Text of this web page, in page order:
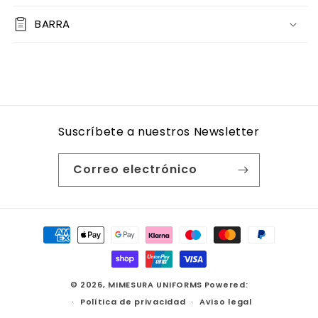
BARRA
Suscríbete a nuestros Newsletter
Correo electrónico
Formas
© 2026, MIMESURA UNIFORMS Powered:
Política de privacidad
Aviso legal